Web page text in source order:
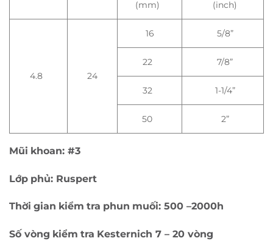
(mm) (inch)
4.8 24
16 5/8”
22 7/8”
32 1-1/4”
50 2”
Mũi khoan: #3
Lớp phủ: Ruspert
Thời gian kiểm tra phun muối: 500 –2000h
Số vòng kiểm tra Kesternich 7 – 20 vòng